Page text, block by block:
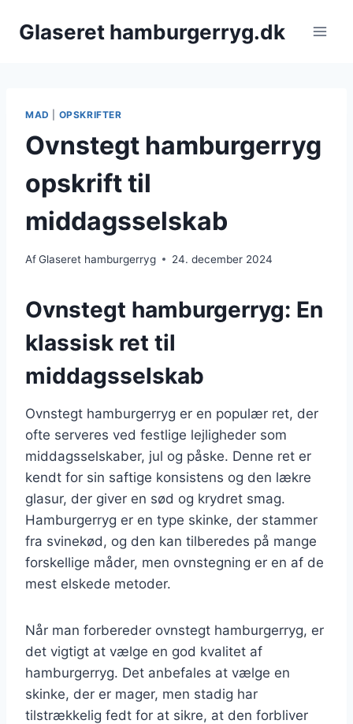
Glaseret hamburgerryg.dk
MAD OPSKRIFTER
Ovnstegt hamburgerryg
opskrift til
middagsselskab
AfGlaseret hamburgerryg 24. december 2024
Ovnstegt hamburgerryg: En
klassisk ret til
middagsselskab
Ovnstegt hamburgerryg er en populær ret, der
ofte serveres ved festlige lejligheder som
middagsselskaber, jul og påske. Denne ret er
kendt for sin saftige konsistens og den lækre
glasur, der giver en sød og krydret smag.
Hamburgerryg er en type skinke, der stammer
fra svinekød, og den kan tilberedes på mange
forskellige måder, men ovnstegning er en af de
mest elskede metoder.
Når man forbereder ovnstegt hamburgerryg, er
det vigtigt at vælge en god kvalitet af
hamburgerryg. Det anbefales at vælge en
skinke, der er mager, men stadig har
tilstrækkelig fedt for at sikre, at den forbliver